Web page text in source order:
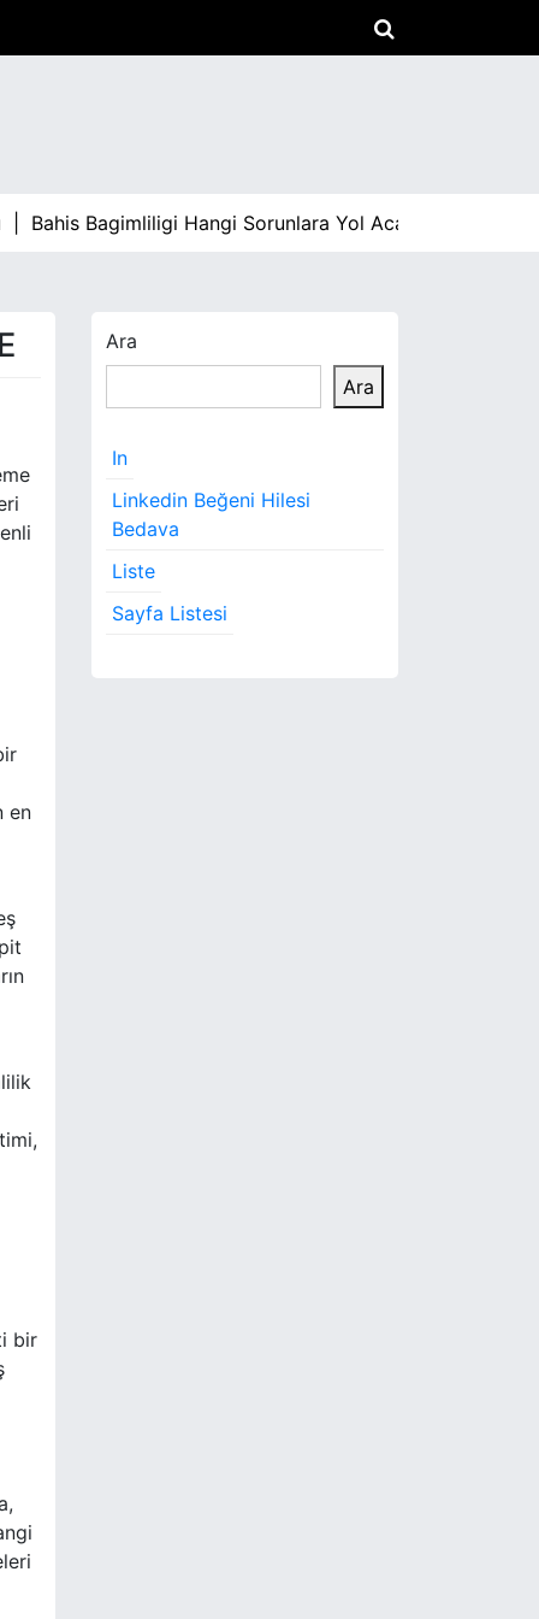
Bahis Bagimliligi Hangi Sorunlara Yol Acar |
en
bir
Ara
Ara
In
Linkedin Beğeni Hilesi
Bedava
Liste
Sayfa Listesi